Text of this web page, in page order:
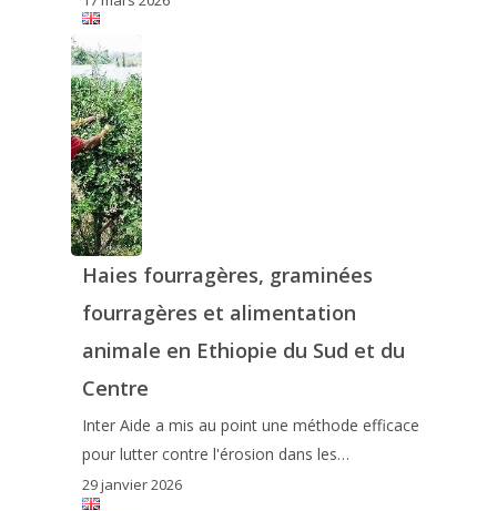
Haies fourragères, graminées
fourragères et alimentation
animale en Ethiopie du Sud et du
Centre
Inter Aide a mis au point une méthode efficace
pour lutter contre l'érosion dans les…
29 janvier 2026